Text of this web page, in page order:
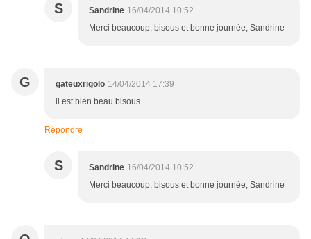
S Sandrine 16/04/2014 10:52
Merci beaucoup, bisous et bonne journée, Sandrine
G gateuxrigolo 14/04/2014 17:39
il est bien beau bisous
Répondre
S Sandrine 16/04/2014 10:52
Merci beaucoup, bisous et bonne journée, Sandrine